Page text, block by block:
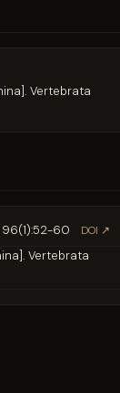
Vertebrata
96(1):52-60 DOI ↗
Vertebrata